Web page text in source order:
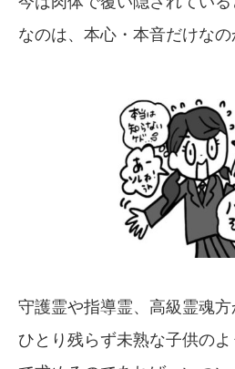
なのは、本心・本音だけなの
守護霊や指導霊、高級霊魂
ひとり残らず未熟な子供の